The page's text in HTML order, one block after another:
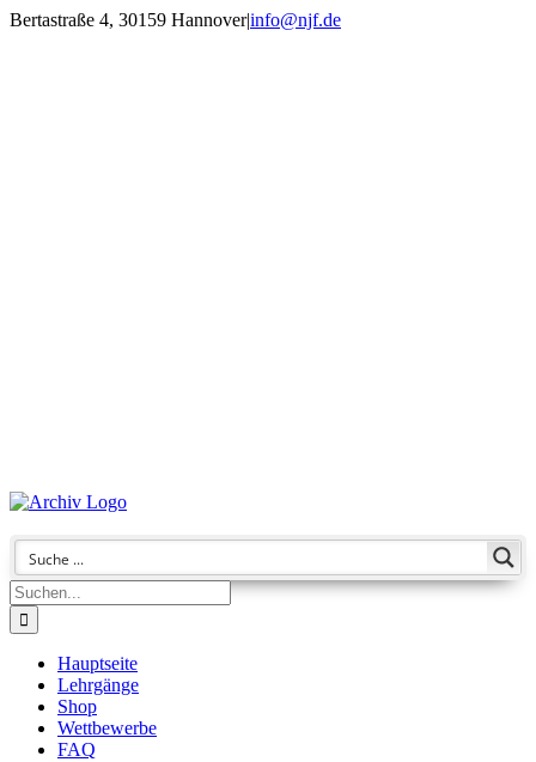
Zum
Bertastraße 4, 30159 Hannover|info@njf.de
Suche
nach:
Hauptseite
Lehrgänge
Shop
Wettbewerbe
FAQ